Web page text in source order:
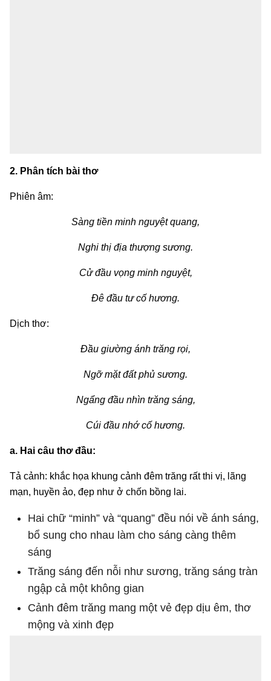
2. Phân tích bài thơ
Phiên âm:
Sàng tiền minh nguyệt quang,
Nghi thị địa thượng sương.
Cử đầu vọng minh nguyệt,
Đê đầu tư cố hương.
Dịch thơ:
Đầu giường ánh trăng rọi,
Ngỡ mặt đất phủ sương.
Ngẩng đầu nhìn trăng sáng,
Cúi đầu nhớ cố hương.
a. Hai câu thơ đầu:
Tả cảnh: khắc họa khung cảnh đêm trăng rất thi vị, lãng
mạn, huyền ảo, đẹp như ở chốn bồng lai.
Hai chữ “minh” và “quang” đều nói về ánh sáng,
bổ sung cho nhau làm cho sáng càng thêm
sáng
Trăng sáng đến nỗi như sương, trăng sáng tràn
ngập cả một không gian
Cảnh đêm trăng mang một vẻ đẹp dịu êm, thơ
mộng và xinh đẹp